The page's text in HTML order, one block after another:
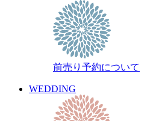
前売り予約について
WEDDING